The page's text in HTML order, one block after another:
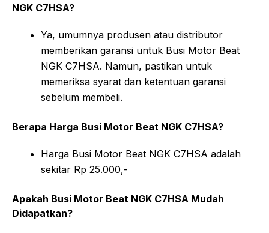
NGK C7HSA?
Ya, umumnya produsen atau distributor
memberikan garansi untuk Busi Motor Beat
NGK C7HSA. Namun, pastikan untuk
memeriksa syarat dan ketentuan garansi
sebelum membeli.
Berapa Harga Busi Motor Beat NGK C7HSA?
Harga Busi Motor Beat NGK C7HSA adalah
sekitar Rp 25.000,-
Apakah Busi Motor Beat NGK C7HSA Mudah
Didapatkan?